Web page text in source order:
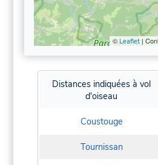
© Leaflet|
Distances indiquées à vol
d'oiseau
Coustouge
Tournissan